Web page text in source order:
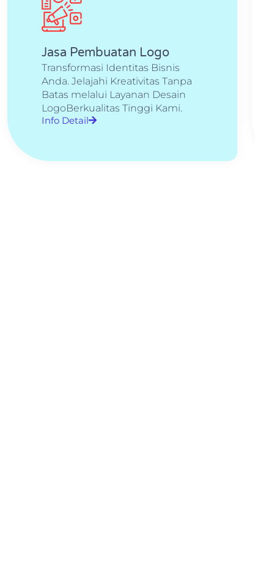
Jasa Pembuatan Logo
Transformasi Identitas Bisnis
Anda. Jelajahi Kreativitas Tanpa
Batas melalui Layanan Desain
LogoBerkualitas Tinggi Kami.
Info Detail